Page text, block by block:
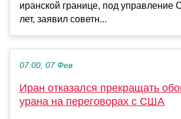
иранской границе, под управление
лет, заявил советн...
07:00, 07 Фев
Иран отказался прекращать
урана на переговорах с США